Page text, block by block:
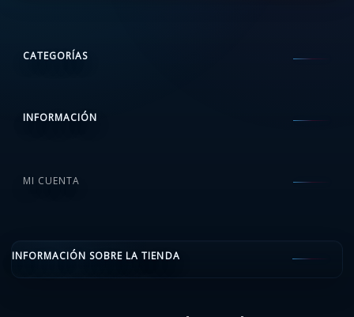
CATEGORÍAS
INFORMACIÓN
MI CUENTA
INFORMACIÓN SOBRE LA TIENDA